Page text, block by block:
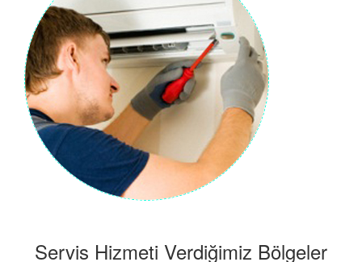
Servis Hizmeti Verdiğimiz Bölgeler